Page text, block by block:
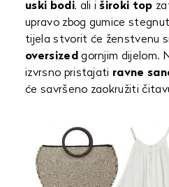
uski bodi, ali i široki top
upravo zbog gumice
tijela stvorit će ženstvenu
oversizedgornjim dijelom.
izvrsno pristajati ravne
će savršeno zaokružiti